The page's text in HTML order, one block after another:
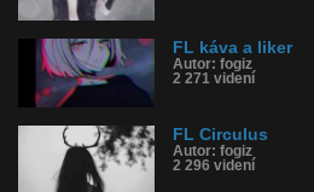
FL káva a liker
Autor: fogiz
2 271 videní
FL Circulus
Autor: fogiz
2 296 videní